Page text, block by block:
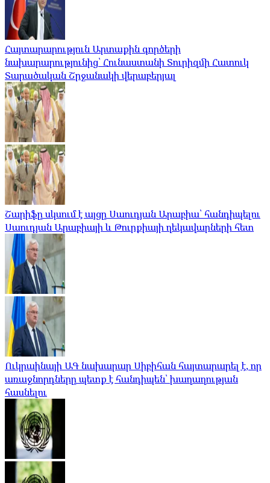
Հայտարարություն Արտաքին գործերի
նախարարությունից՝ Հունաստանի Տուրիզմի Հատուկ
Տարածական Շրջանակի վերաբերյալ
Շարիֆը սկսում է այցը Սաուդյան Արաբիա՝ հանդիպելու
Սաուդյան Արաբիայի և Թուրքիայի ղեկավարների հետ
Ուկրաինայի ԱԳ նախարար Սիբիհան հայտարարել է, որ
առաջնորդները պետք է հանդիպեն՝ խաղաղության
հասնելու